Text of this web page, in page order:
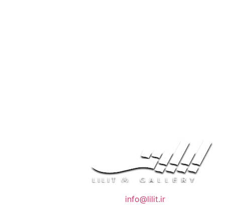
info@lilit.ir